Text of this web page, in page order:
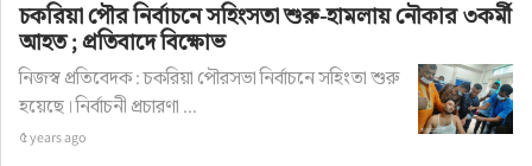
চকরিয়া পৌর নির্বাচনে সহিংসতা শুরু-হামলায় নৌকার ৩কর্মী
আহত ; প্রতিবাদে বিক্ষোভ
নিজস্ব প্রতিবেদক : চকরিয়া পৌরসভা নির্বাচনে সহিংতা শুরু
হয়েছে। নির্বাচনী প্রচারণা ...
৫ years ago